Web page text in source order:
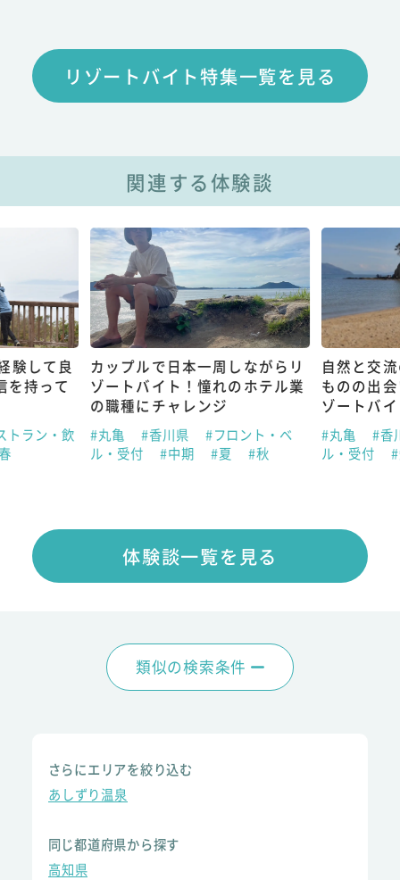
リゾートバイト特集一覧を見る
関連する体験談
験して良
を持って
トラン・飲
カップルで日本一周しながらリ
ゾートバイト！憧れのホテル業
の職種にチャレンジ
#丸亀 #香川県
#フロント・ベ
ル・受付
#中期 #夏 #秋
自然と交
ものの出
ゾートバ
#丸亀
#香
ル・受付
体験談一覧を見る
類似の検索条件
さらにエリアを絞り込む
あしずり温泉
同じ都道府県から探す
高知県